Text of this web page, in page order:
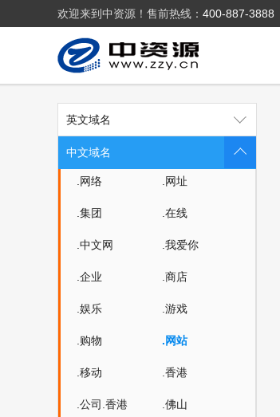
欢迎来到中资源！售前热线： 400-887-3888
英文域名
中文域名
.中国
.网络 .网址
.集团 .在线
.中文网 .我爱你
.企业 .商店
.娱乐 .游戏
.购物 .网站
.移动 .香港
.公司.香港 .佛山